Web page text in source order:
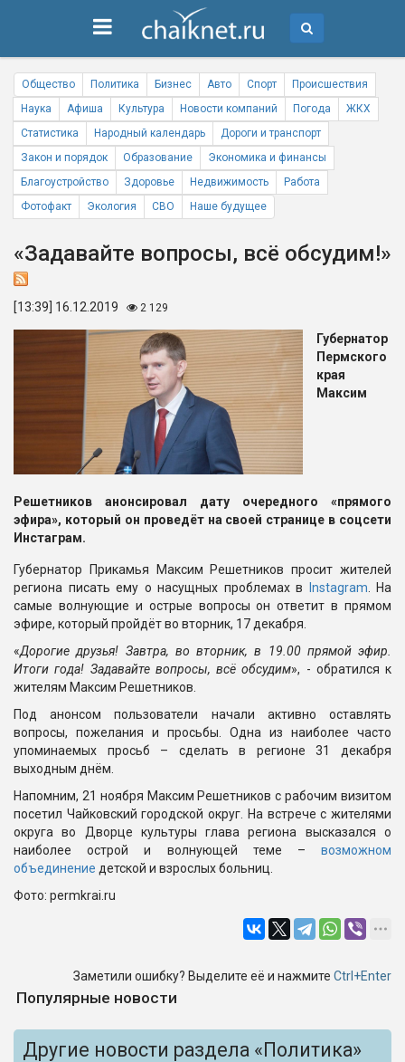
Общество Политика Бизнес Авто Спорт
Происшествия
Наука
Афиша Культура Новости компаний Погода
ЖКХ
Статистика
Народный календарь
Дороги и транспорт
Закон и порядок
Образование
Экономика и финансы
Благоустройство
Здоровье Недвижимость
Работа
Фотофакт
Экология СВО Наше будущее
«Задавайте вопросы, всё обсудим!»
[13:39] 16.12.2019 2 129
Губернатор
Пермского
края
Максим
Решетников анонсировал дату очередного «прямого
эфира», который он проведёт на своей странице в соцсети
Инстаграм.
Губернатор Прикамья Максим Решетников просит жителей
региона писать ему о насущных проблемах в
Instagram . На
самые волнующие и острые вопросы он ответит в прямом
эфире, который пройдёт во вторник, 17 декабря.
«Дорогие друзья! Завтра, во вторник, в 19.00 прямой эфир.
Итоги года! Задавайте вопросы, всё обсудим», - обратился к
жителям Максим Решетников.
Под анонсом пользователи начали активно оставлять
вопросы, пожелания и просьбы. Одна из наиболее часто
упоминаемых просьб – сделать в регионе 31 декабря
выходным днём.
Напомним, 21 ноября Максим Решетников с рабочим визитом
посетил Чайковский городской округ. На встрече с жителями
округа во Дворце культуры глава региона высказался о
наиболее острой и волнующей теме – возможном
объединение детской и взрослых больниц.
Фото: permkrai.ru
Заметили ошибку? Выделите её и нажмите Ctrl+Enter
Популярные новости
Другие новости раздела «Политика»